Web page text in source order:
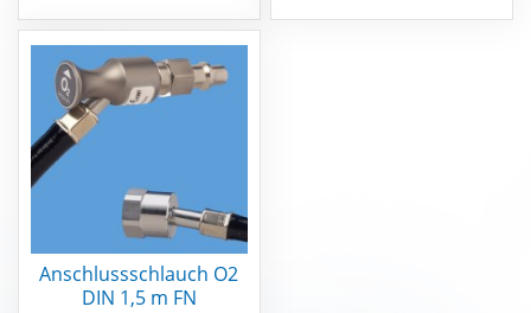
Anschlussschlauch O2
DIN 1,5 m FN